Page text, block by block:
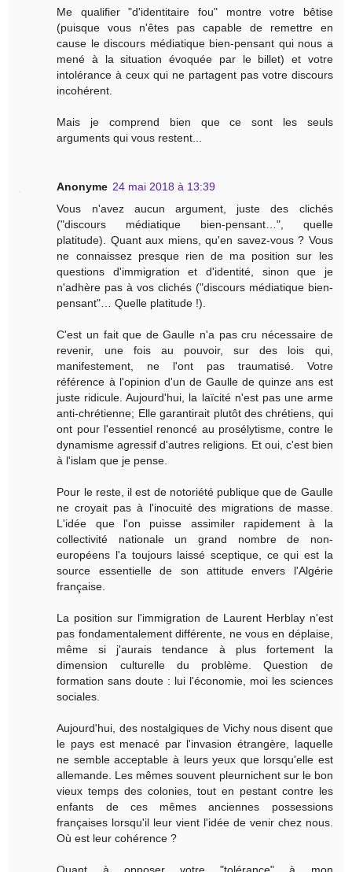
Me qualifier "d'identitaire fou" montre votre bêtise
(puisque vous n'êtes pas capable de remettre en
cause le discours médiatique bien-pensant qui nous a
mené à la situation évoquée par le billet) et votre
intolérance à ceux qui ne partagent pas votre discours
incohérent.
Mais je comprend bien que ce sont les seuls
arguments qui vous restent...
Anonyme 24 mai 2018 à 13:39
Vous n'avez aucun argument, juste des clichés
("discours médiatique bien-pensant…", quelle
platitude). Quant aux miens, qu'en savez-vous ? Vous
ne connaissez presque rien de ma position sur les
questions d'immigration et d'identité, sinon que je
n'adhère pas à vos clichés ("discours médiatique bien-
pensant"… Quelle platitude !).
C'est un fait que de Gaulle n'a pas cru nécessaire de
revenir, une fois au pouvoir, sur des lois qui,
manifestement, ne l'ont pas traumatisé. Votre
référence à l'opinion d'un de Gaulle de quinze ans est
juste ridicule. Aujourd'hui, la laïcité n'est pas une arme
anti-chrétienne; Elle garantirait plutôt des chrétiens, qui
ont pour l'essentiel renoncé au prosélytisme, contre le
dynamisme agressif d'autres religions. Et oui, c'est bien
à l'islam que je pense.
Pour le reste, il est de notoriété publique que de Gaulle
ne croyait pas à l'inocuité des migrations de masse.
L'idée que l'on puisse assimiler rapidement à la
collectivité nationale un grand nombre de non-
européens l'a toujours laissé sceptique, ce qui est la
source essentielle de son attitude envers l'Algérie
française.
La position sur l'immigration de Laurent Herblay n'est
pas fondamentalement différente, ne vous en déplaise,
même si j'aurais tendance à plus fortement la
dimension culturelle du problème. Question de
formation sans doute : lui l'économie, moi les sciences
sociales.
Aujourd'hui, des nostalgiques de Vichy nous disent que
le pays est menacé par l'invasion étrangère, laquelle
ne semble acceptable à leurs yeux que lorsqu'elle est
allemande. Les mêmes souvent pleurnichent sur le bon
vieux temps des colonies, tout en pestant contre les
enfants de ces mêmes anciennes possessions
françaises lorsqu'il leur vient l'idée de venir chez nous.
Où est leur cohérence ?